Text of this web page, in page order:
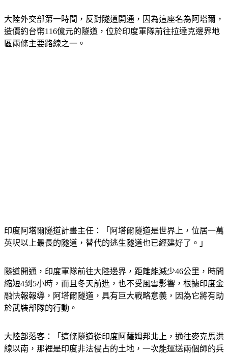
造價約台幣116億元的隧道，位於印度軍隊前往拉達克邊界地
區兩條主要路線之一。
英呎以上最長的隧道，替代的逃生隧道也已經建好了。」
縮短4到5小時，而且冬天前進，也不受風雪影響，根據印度金
融快報報導，阿塔爾隧道，具有巨大戰略意義，因為它將有助
於武裝部隊的行動。
線以南，那裡是印度非法侵占的土地，一次能運送兩個師的兵
力，這樣以來，印度軍方可以一次調動上萬人，偷襲邊境地